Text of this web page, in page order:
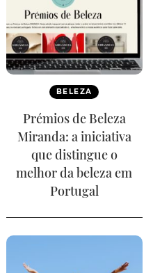
BELEZA
Prémios de Beleza
Miranda: a iniciativa
que distingue o
melhor da beleza em
Portugal